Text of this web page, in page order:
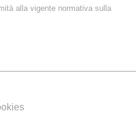
alla vigente normativa sulla